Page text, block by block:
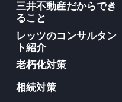
三井不動産だからでき
ること
レッツのコンサルタン
ト紹介
老朽化対策
相続対策